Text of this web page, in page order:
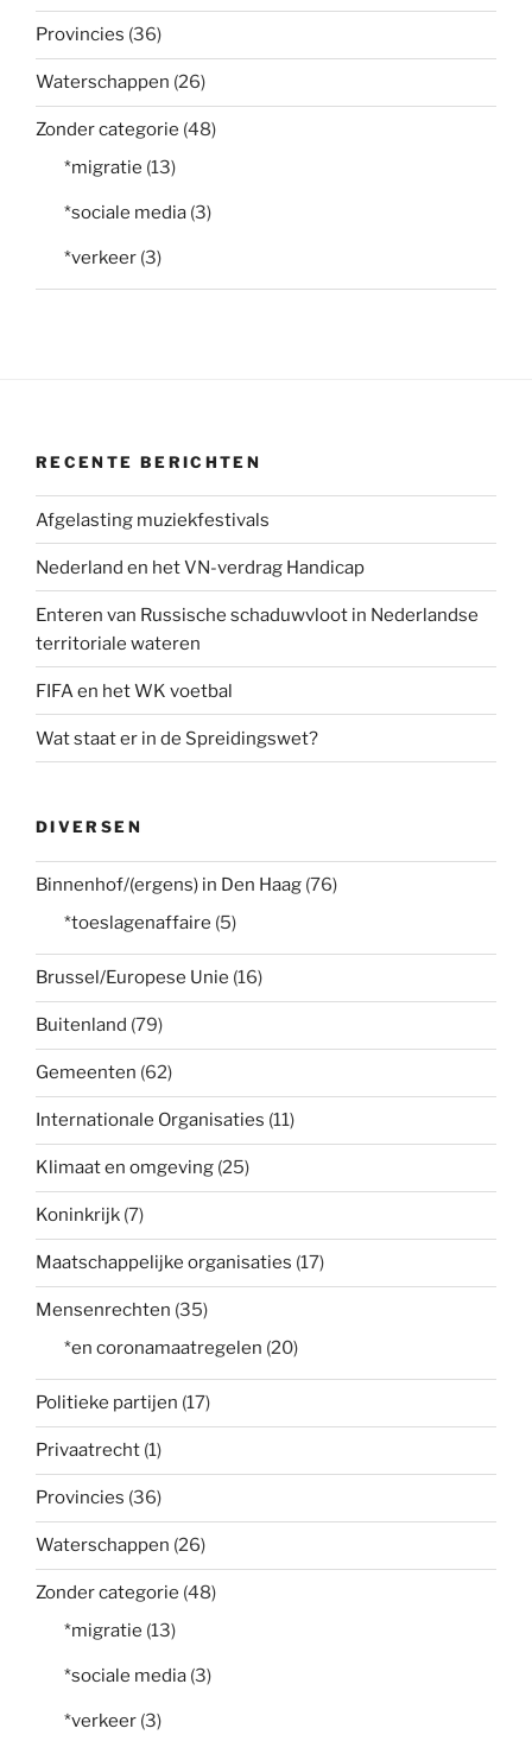
Provincies (36)
Waterschappen (26)
Zonder categorie (48)
*migratie (13)
*sociale media (3)
*verkeer (3)
RECENTE BERICHTEN
Afgelasting muziekfestivals
Nederland en het VN-verdrag Handicap
Enteren van Russische schaduwvloot in Nederlandse
territoriale wateren
FIFA en het WK voetbal
Wat staat er in de Spreidingswet?
DIVERSEN
Binnenhof/(ergens) in Den Haag (76)
*toeslagenaffaire (5)
Brussel/Europese Unie (16)
Buitenland (79)
Gemeenten (62)
Internationale Organisaties (11)
Klimaat en omgeving (25)
Koninkrijk (7)
Maatschappelijke organisaties (17)
Mensenrechten (35)
*en coronamaatregelen (20)
Politieke partijen (17)
Privaatrecht (1)
Provincies (36)
Waterschappen (26)
Zonder categorie (48)
*migratie (13)
*sociale media (3)
*verkeer (3)